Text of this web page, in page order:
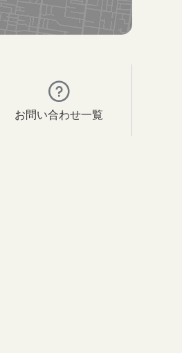
お問い合わせ一覧